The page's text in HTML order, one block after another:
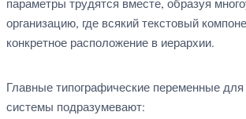
параметры трудятся вместе, образуя
организацию, где всякий текстовый
конкретное расположение в иерархии.
Главные типографические переменные для
системы подразумевают: